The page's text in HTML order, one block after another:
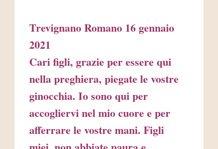
Trevignano Romano 16 gennaio
2021
Cari figli, grazie per essere qui
nella preghiera, piegate le vostre
ginocchia. Io sono qui per
accogliervi nel mio cuore e per
afferrare le vostre mani. Figli